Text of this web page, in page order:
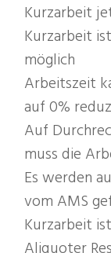
Kurzarbeit
Kurzarbeit
möglich
Arbeitszeit
auf 0%
Auf
muss die
Es werden
vom AMS
Kurzarbeit